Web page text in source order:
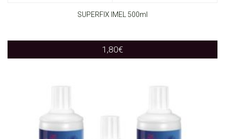
SUPERFIX IMEL 500ml
1,80€